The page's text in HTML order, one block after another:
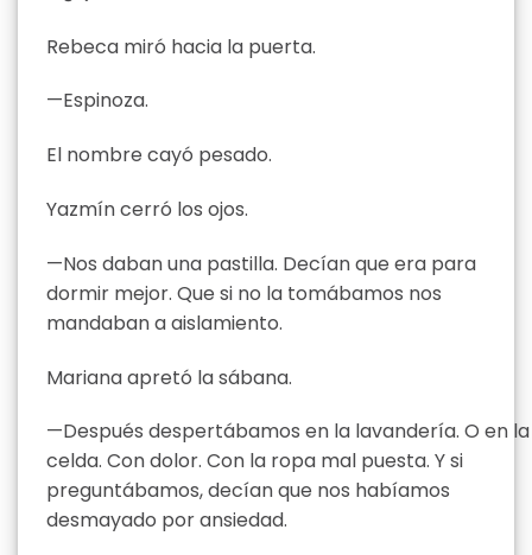
Rebeca miró hacia la puerta.
—Espinoza.
El nombre cayó pesado.
Yazmín cerró los ojos.
—Nos daban una pastilla. Decían que era para
dormir mejor. Que si no la tomábamos nos
mandaban a aislamiento.
Mariana apretó la sábana.
—Después despertábamos en la lavandería. O en la
celda. Con dolor. Con la ropa mal puesta. Y si
preguntábamos, decían que nos habíamos
desmayado por ansiedad.